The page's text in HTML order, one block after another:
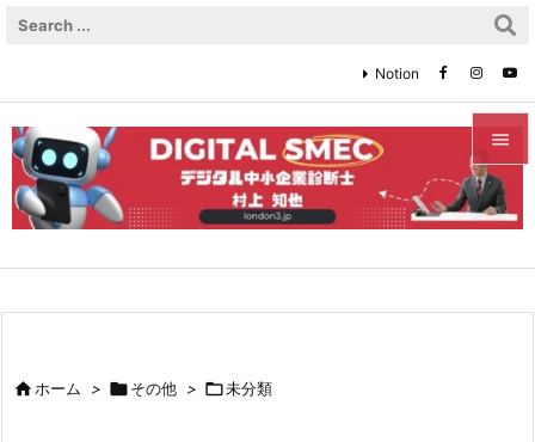


メニュ

Notion
ホーム > その他 > 未分類